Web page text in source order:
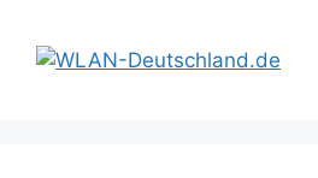
Inhalt
springen